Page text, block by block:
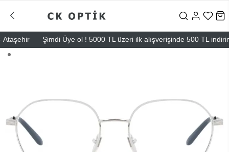
Şimdi Üye ol ! 5000 TL üzeri ilk alışverişinde 500 TL indirim